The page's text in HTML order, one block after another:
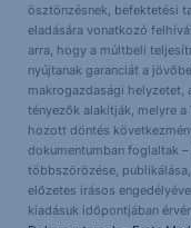
ösztönzésnek, befektetési
eladására vonatkozó
arra, hogy a múltbeli
nyújtanak garanciát a
makrogazdasági helyzetet,
tényezők alakítják, melyre
hozott döntés
dokumentumban foglaltak
többszörözése,
előzetes írásos
kiadásuk időpontjában